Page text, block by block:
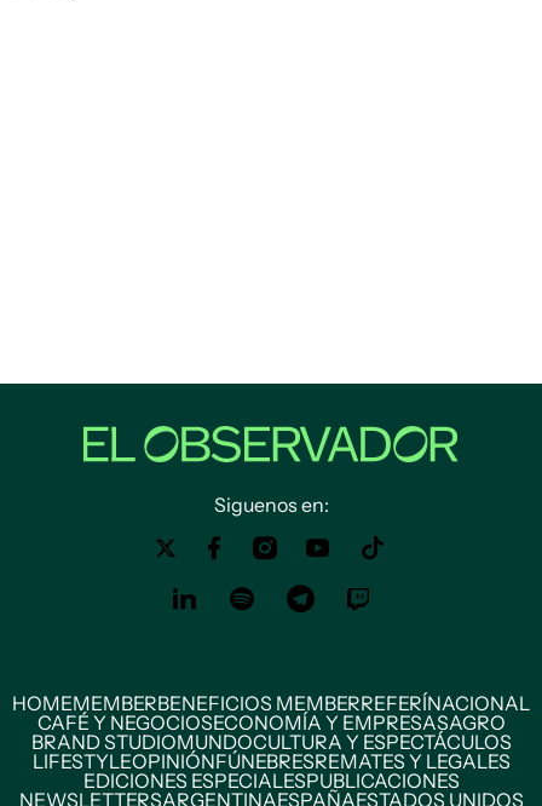
Siguenos en:
HOMEMEMBERBENEFICIOS MEMBERREFERÍNACIONAL
CAFÉ Y NEGOCIOSECONOMÍA Y EMPRESASAGRO
BRAND STUDIOMUNDOCULTURA Y ESPECTÁCULOS
LIFESTYLEOPINIÓNFÚNEBRESREMATES Y LEGALES
EDICIONES ESPECIALESPUBLICACIONES
NEWSLETTERSARGENTINAESPAÑAESTADOS UNIDOS